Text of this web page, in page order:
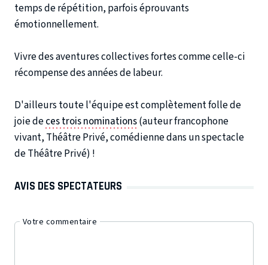
temps de répétition, parfois éprouvants
émotionnellement.
Vivre des aventures collectives fortes comme celle-ci
récompense des années de labeur.
D'ailleurs toute l'équipe est complètement folle de
joie deces trois nominations(auteur francophone
vivant, Théâtre Privé, comédienne dans un spectacle
de Théâtre Privé) !
AVIS DES SPECTATEURS
Votre commentaire